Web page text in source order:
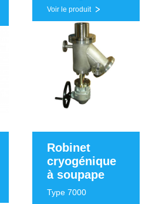
Voir le produit
Robinet
cryogénique
à soupape
Type 7000